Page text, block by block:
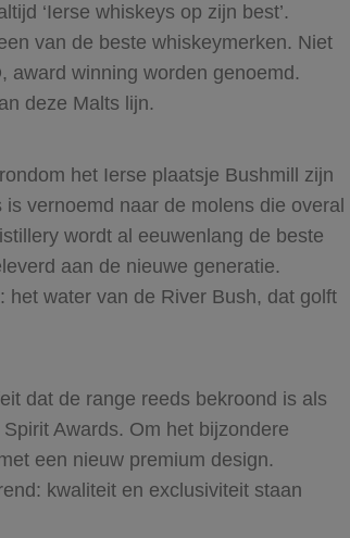
‘Ierse whiskeys op zijn best’.
van de beste whiskeymerken. Niet
award winning worden genoemd.
deze Malts lijn.
het Ierse plaatsje Bushmill zijn
vernoemd naar de molens die overal
wordt al eeuwenlang de beste
aan de nieuwe generatie.
water van de River Bush, dat golft
dat de range reeds bekroond is als
Awards. Om het bijzondere
een nieuw premium design.
kwaliteit en exclusiviteit staan